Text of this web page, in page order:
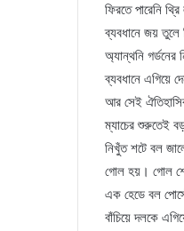
ফিরতে পারেনি
ব্যবধানে জয় তুলে
অ্যান্থনি
ব্যবধানে এগিয়ে
আর সেই
ম্যাচের শুরুতেই
নিখুঁত শটে বল
গোল হয়। গোল
এক হেডে বল
বাঁচিয়ে দলকে